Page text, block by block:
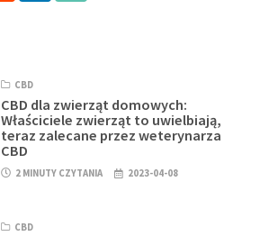
CBD
CBD dla zwierząt domowych:
Właściciele zwierząt to uwielbiają,
teraz zalecane przez weterynarza
CBD
2 MINUTY CZYTANIA 2023-04-08
CBD